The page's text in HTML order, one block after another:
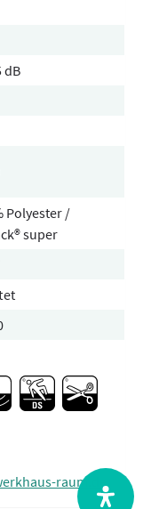
dB
Polyester /
super
raum.de